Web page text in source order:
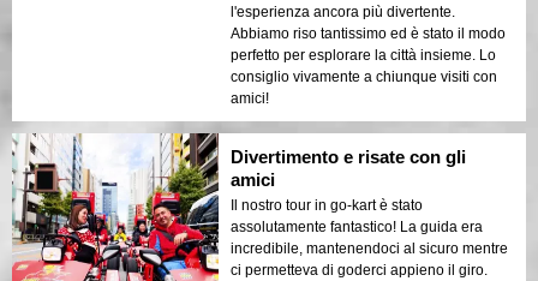
l'esperienza ancora più divertente.
Abbiamo riso tantissimo ed è stato il modo
perfetto per esplorare la città insieme. Lo
consiglio vivamente a chiunque visiti con
amici!
Divertimento e risate con gli
amici
Il nostro tour in go-kart è stato
assolutamente fantastico! La guida era
incredibile, mantenendoci al sicuro mentre
ci permetteva di goderci appieno il giro.